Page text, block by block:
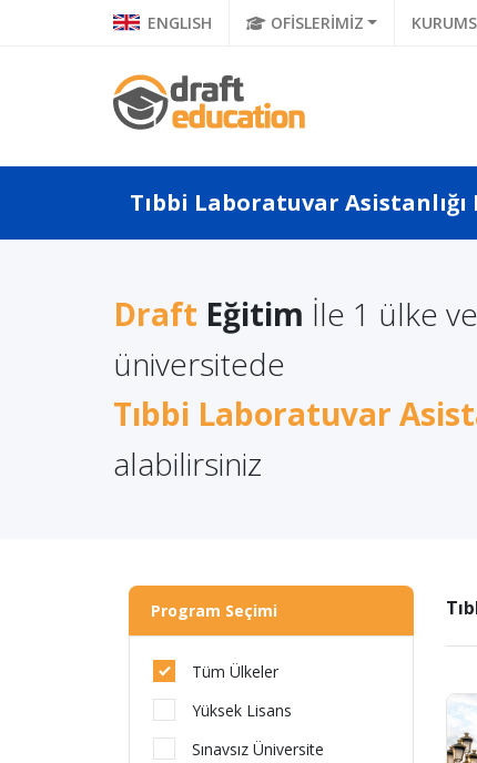
ENGLISH OFİSLERİMİZ
Tıbbi Laboratuvar
Draft Eğitim İle 1 ülke
üniversitede
Tıbbi Laboratuvar
alabilirsiniz
Litvanya'da Yüksek
Lisans Eğitimi Almanın
Avantajları
Program Seçimi
Tüm Ülkeler
Yüksek Lisans
Sınavsız Üniversite